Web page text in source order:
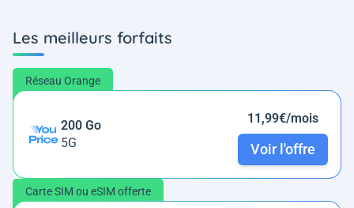
Les meilleurs forfaits
Réseau Orange
200 Go
5G
11,99€/mois
Voir l'offre
Carte SIM ou eSIM offerte